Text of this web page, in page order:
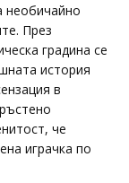
необичайно
През
градина се
история
в
че
играчка по